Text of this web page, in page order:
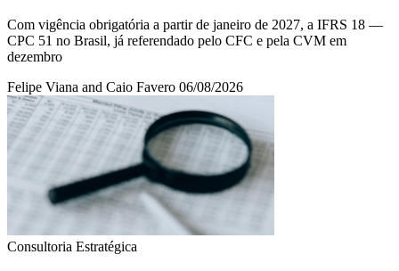
Com vigência obrigatória a partir de janeiro de 2027, a IFRS 18 —
CPC 51 no Brasil, já referendado pelo CFC e pela CVM em
dezembro
Felipe Viana and Caio Favero 06/08/2026
Consultoria Estratégica